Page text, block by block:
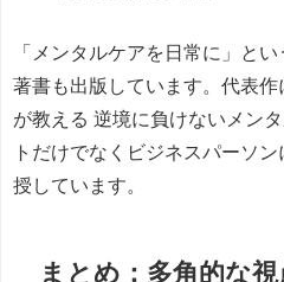
「メンタルケアを日常に」と
著書も出版しています。代表
が教える 逆境に負けないメン
トだけでなくビジネスパーソ
授しています。
まとめ：多角的な